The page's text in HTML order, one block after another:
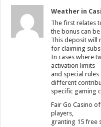
Weather in
The first relates
the bonus can
This deposit will
for claiming
In cases where
activation limits
and special rules
different
specific gaming
Fair Go Casino
players,
granting 15 free